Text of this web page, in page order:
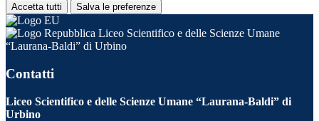
Accetta tutti Salva le preferenze
Liceo Scientifico e delle Scienze Umane
“Laurana-Baldi” di Urbino
Contatti
Liceo Scientifico e delle Scienze Umane “Laurana-Baldi” di
Urbino